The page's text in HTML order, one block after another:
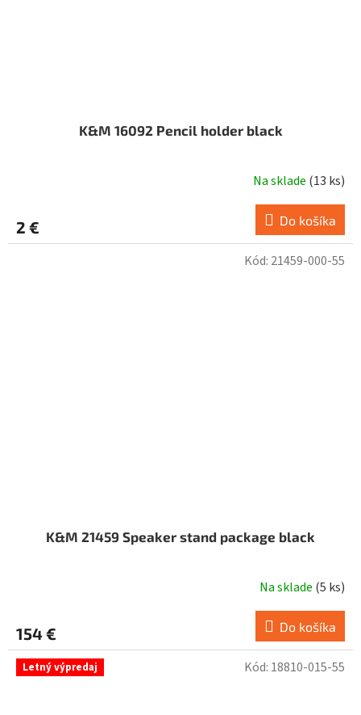
K&M 16092 Pencil holder black
Na sklade (13 ks)
2 € Do košíka
K&M 21459 Speaker stand package black
produktu
je
5,0
z
Na sklade (5 ks)
154 € Do košíka
Kód: 21459-000-55
Letný výpredaj Kód: 18810-015-55